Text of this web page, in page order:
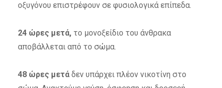
οξυγόνου επιστρέφουν σε φυσιολογικά επίπεδα.
24 ώρες μετά,το μονοξείδιο του άνθρακα
αποβάλλεται από το σώμα.
48 ώρες μετά δεν υπάρχει πλέον νικοτίνη στο